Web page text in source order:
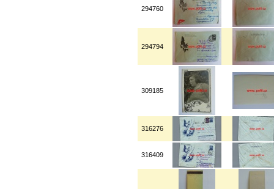
294760
294794
309185
316276
316409